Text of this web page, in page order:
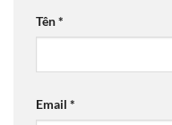
Tên*
Email *